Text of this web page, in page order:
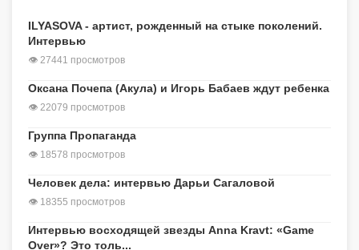
ILYASOVA - артист, рожденный на стыке поколений.
Интервью
👁 27441 просмотров
Оксана Почепа (Акула) и Игорь Бабаев ждут ребенка
👁 22079 просмотров
Группа Пропаганда
👁 18578 просмотров
Человек дела: интервью Дарьи Сагаловой
👁 18355 просмотров
Интервью восходящей звезды Anna Kravt: «Game
Over»? Это толь...